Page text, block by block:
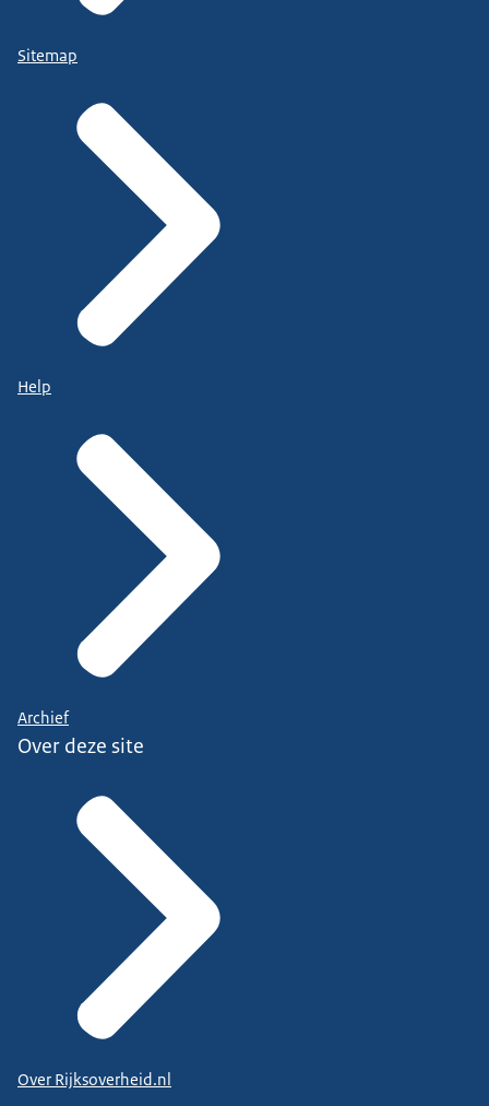
Sitemap
Help
Archief
Over deze site
Over Rijksoverheid.nl